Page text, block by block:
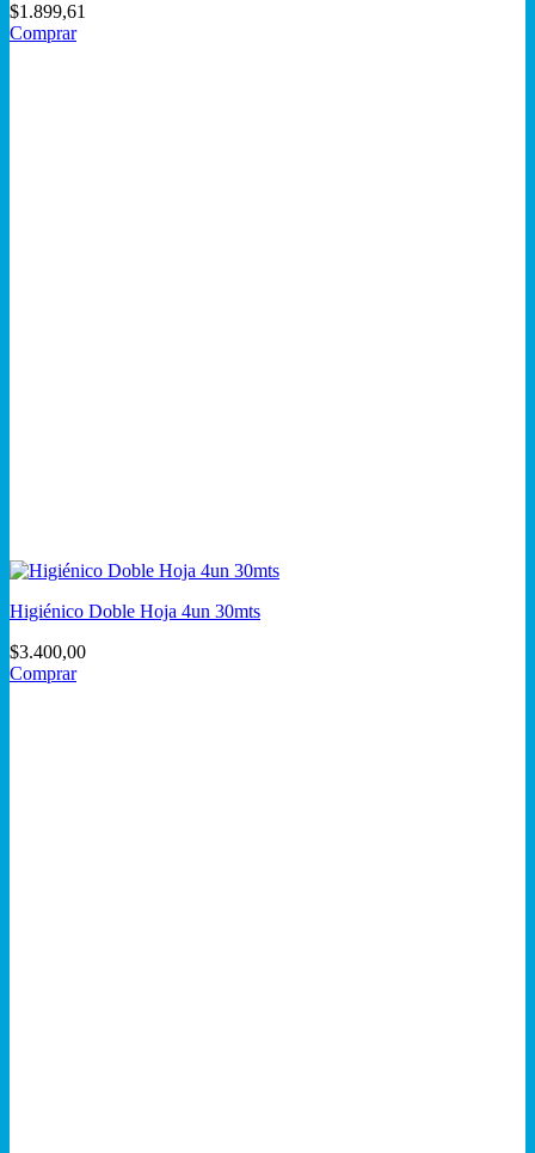
$1.899,61
Comprar
Higiénico Doble Hoja 4un 30mts
$3.400,00
Comprar